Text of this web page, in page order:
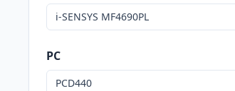
i-SENSYS MF4690PL
PC
PCD440